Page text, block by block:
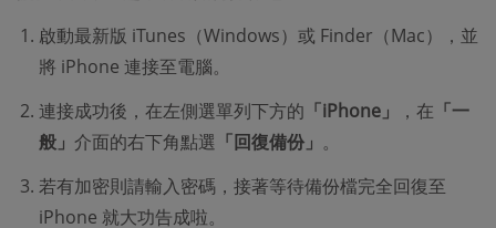
啟動最新版 iTunes（Windows）或 Finder（Mac），並
將 iPhone 連接至電腦。
連接成功後，在左側選單列下方的 「iPhone」 ，在 「一
般」 介面的右下角點選 「回復備份」 。
若有加密則請輸入密碼，接著等待備份檔完全回復至
iPhone 就大功告成啦。